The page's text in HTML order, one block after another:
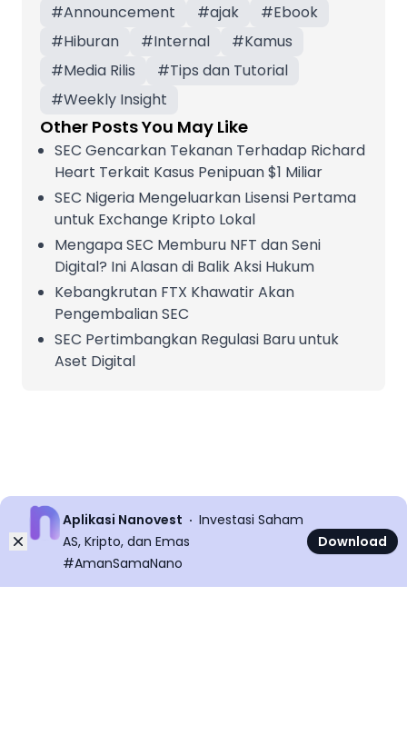
#Announcement #ajak #Ebook
#Hiburan #Internal #Kamus
#Media Rilis #Tips dan Tutorial
#Weekly Insight
Other Posts You May Like
SEC Gencarkan Tekanan Terhadap Richard
Heart Terkait Kasus Penipuan $1 Miliar
SEC Nigeria Mengeluarkan Lisensi Pertama
untuk Exchange Kripto Lokal
Mengapa SEC Memburu NFT dan Seni
Digital? Ini Alasan di Balik Aksi Hukum
Kebangkrutan FTX Khawatir Akan
Pengembalian SEC
SEC Pertimbangkan Regulasi Baru untuk
Aset Digital
Dismiss
Aplikasi Nanovest
Investasi Saham
AS, Kripto, dan Emas
#AmanSamaNano
Download